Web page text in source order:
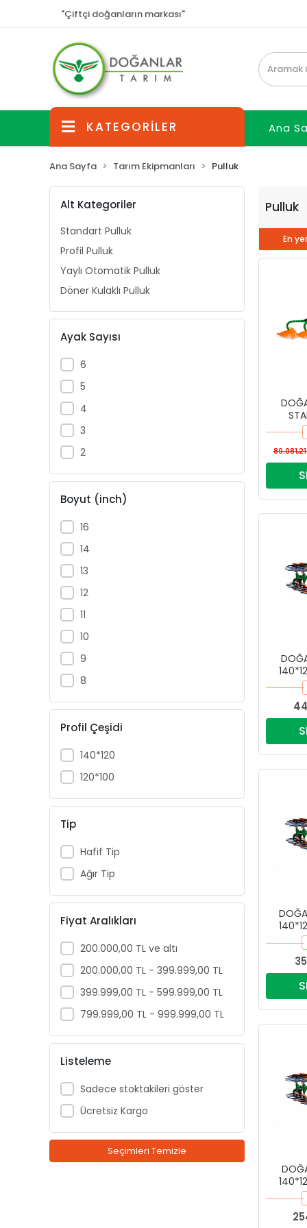
"Çiftçi doğanların markası"
KATEGORİLER Ana
Ana Sayfa Tarım Ekipmanları Pulluk
Alt Kategoriler
Standart Pulluk
Profil Pulluk
Yaylı Otomatik Pulluk
Döner Kulaklı Pulluk
Ayak Sayısı
6
5
4
3
2
Boyut (inch)
16
14
13
12
11
10
9
8
Profil Çeşidi
140*120
120*100
Tip
Hafif Tip
Ağır Tip
Fiyat Aralıkları
200.000,00 TL ve altı
200.000,00 TL - 399.999,00 TL
399.999,00 TL - 599.999,00 TL
799.999,00 TL - 999.999,00 TL
Listeleme
Sadece stoktakileri göster
Ücretsiz Kargo
Seçimleri Temizle
Pulluk
En